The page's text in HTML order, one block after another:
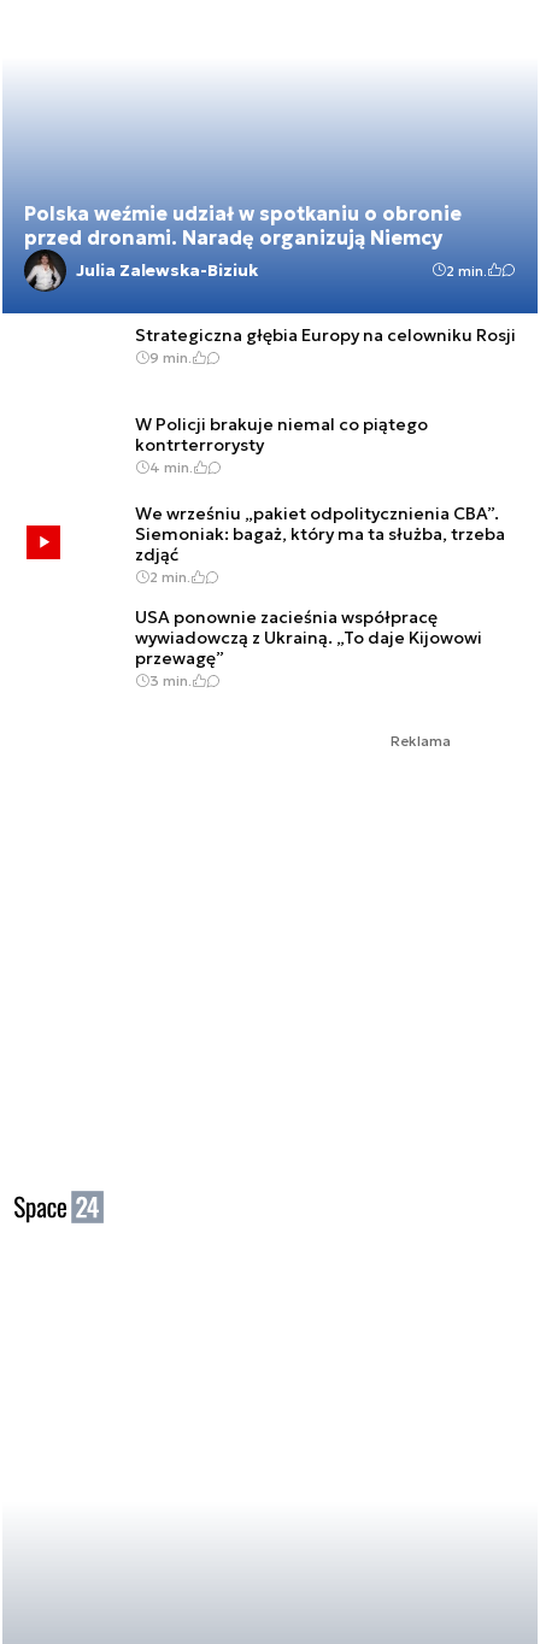
Polska weźmie udział w spotkaniu o obronie
przed dronami. Naradę organizują Niemcy
Julia Zalewska-Biziuk 2 min.
Strategiczna głębia Europy na celowniku Rosji
9 min.
W Policji brakuje niemal co piątego
kontrterrorysty
4 min.
We wrześniu „pakiet odpolitycznienia CBA”.
Siemoniak: bagaż, który ma ta służba, trzeba
zdjąć
2 min.
USA ponownie zacieśnia współpracę
wywiadowczą z Ukrainą. „To daje Kijowowi
przewagę”
3 min.
Reklama